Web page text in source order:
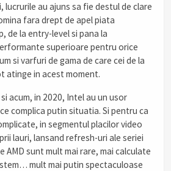
lucrurile au ajuns sa fie destul de clare
fara drept de apel piata
de la entry-level si pana la
superioare pentru orice
si varfuri de gama de care cei de la
atinge in acest moment.
acum, in 2020, Intel au un usor
complica putin situatia. Si pentru ca
in segmentul placilor video
lauri, lansand refresh-uri ale seriei
AMD sunt mult mai rare, mai calculate
mult mai putin spectaculoase